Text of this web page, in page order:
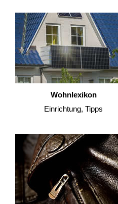
Wohnlexikon
Einrichtung, Tipps